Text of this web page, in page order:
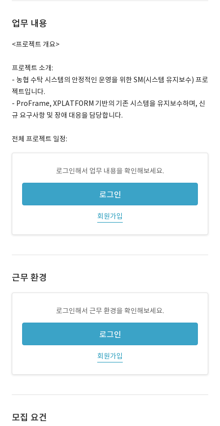
업무 내용
<프로젝트 개요>
프로젝트 소개:
- 농협 수탁 시스템의 안정적인 운영을 위한 SM(시스템 유지보수) 프로
젝트입니다.
- ProFrame, XPLATFORM 기반의 기존 시스템을 유지보수하며, 신
규 요구사항 및 장애 대응을 담당합니다.
전체 프로젝트 일정:
로그인해서 업무 내용을 확인해보세요.
로그인
회원가입
근무 환경
로그인해서 근무 환경을 확인해보세요.
로그인
회원가입
모집 요건